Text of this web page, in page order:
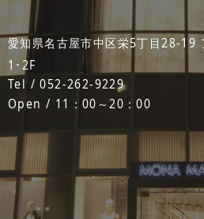
愛知県名古屋市中区栄5丁目28-19
1･2F
Tel / 052-262-9229
Open / 11：00～20：00